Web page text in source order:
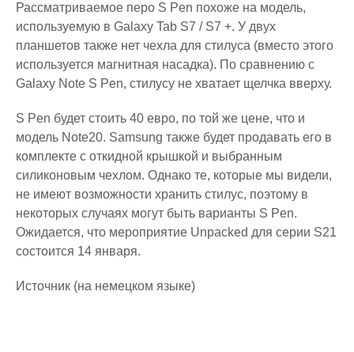
Рассматриваемое перо S Pen похоже на модель,
используемую в Galaxy Tab S7 / S7 +. У двух
планшетов также нет чехла для стилуса (вместо этого
используется магнитная насадка). По сравнению с
Galaxy Note S Pen, стилусу не хватает щелчка вверху.
S Pen будет стоить 40 евро, по той же цене, что и
модель Note20. Samsung также будет продавать его в
комплекте с откидной крышкой и выбранным
силиконовым чехлом. Однако те, которые мы видели,
не имеют возможности хранить стилус, поэтому в
некоторых случаях могут быть варианты S Pen.
Ожидается, что мероприятие Unpacked для серии S21
состоится 14 января.
Источник (на немецком языке)